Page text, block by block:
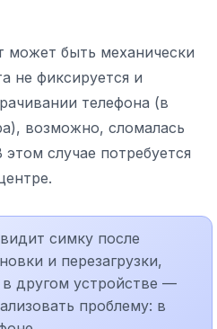
может быть механически
не фиксируется и
телефона (в
возможно, сломалась
случае потребуется
симку после
и перезагрузки,
в другом устройстве —
проблему: в